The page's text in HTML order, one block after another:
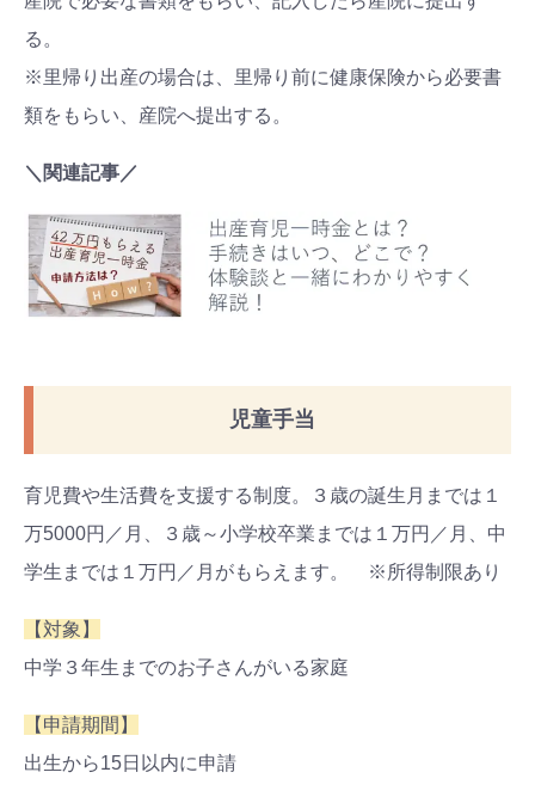
る。
※里帰り出産の場合は、里帰り前に健康保険から必要書
類をもらい、産院へ提出する。
＼関連記事／
児童手当
育児費や生活費を支援する制度。３歳の誕生月までは１
万5000円／月、３歳～小学校卒業までは１万円／月、中
学生までは１万円／月がもらえます。 ※所得制限あり
【対象】
中学３年生までのお子さんがいる家庭
【申請期間】
出生から15日以内に申請